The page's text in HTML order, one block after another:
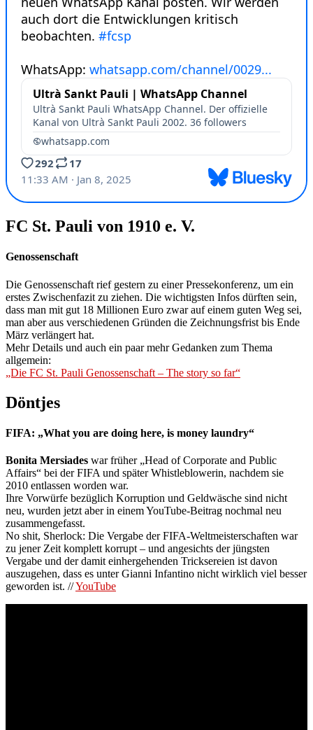
FC St. Pauli von 1910 e. V.
Genossenschaft
Die Genossenschaft rief gestern zu einer Pressekonferenz, um ein
erstes Zwischenfazit zu ziehen. Die wichtigsten Infos dürften sein,
dass man mit gut 18 Millionen Euro zwar auf einem guten Weg sei,
man aber aus verschiedenen Gründen die Zeichnungsfrist bis Ende
März verlängert hat.
Mehr Details und auch ein paar mehr Gedanken zum Thema
allgemein:
„Die FC St. Pauli Genossenschaft – The story so far“
Döntjes
FIFA: „What you are doing here, is money laundry“
Bonita Mersiades war früher „Head of Corporate and Public
Affairs“ bei der FIFA und später Whistleblowerin, nachdem sie
2010 entlassen worden war.
Ihre Vorwürfe bezüglich Korruption und Geldwäsche sind nicht
neu, wurden jetzt aber in einem YouTube-Beitrag nochmal neu
zusammengefasst.
No shit, Sherlock: Die Vergabe der FIFA-Weltmeisterschaften war
zu jener Zeit komplett korrupt – und angesichts der jüngsten
Vergabe und der damit einhergehenden Tricksereien ist davon
auszugehen, dass es unter Gianni Infantino nicht wirklich viel besser
geworden ist. //YouTube